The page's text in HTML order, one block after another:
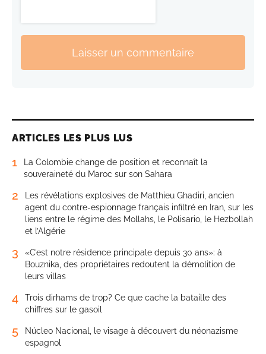
Laisser un commentaire
ARTICLES LES PLUS LUS
1
La Colombie change de position et reconnaît la
souveraineté du Maroc sur son Sahara
2
Les révélations explosives de Matthieu Ghadiri, ancien
agent du contre-espionnage français infiltré en Iran, sur les
liens entre le régime des Mollahs, le Polisario, le Hezbollah
et l’Algérie
3
«C’est notre résidence principale depuis 30 ans»: à
Bouznika, des propriétaires redoutent la démolition de
leurs villas
4
Trois dirhams de trop? Ce que cache la bataille des
chiffres sur le gasoil
5
Núcleo Nacional, le visage à découvert du néonazisme
espagnol